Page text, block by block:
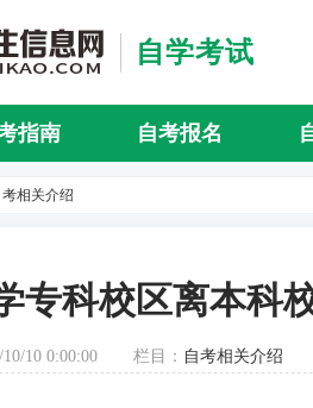
自学考试
指南 自考报名
考相关介绍
专科校区离本科
10 0:00:00 栏目： 自考相关介绍